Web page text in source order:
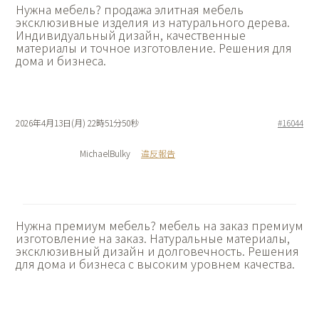
Нужна мебель? продажа элитная мебель
эксклюзивные изделия из натурального дерева.
Индивидуальный дизайн, качественные
материалы и точное изготовление. Решения для
дома и бизнеса.
2026年4月13日(月) 22時51分50秒 #16044
MichaelBulky 違反報告
Нужна премиум мебель? мебель на заказ премиум
изготовление на заказ. Натуральные материалы,
эксклюзивный дизайн и долговечность. Решения
для дома и бизнеса с высоким уровнем качества.